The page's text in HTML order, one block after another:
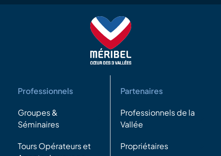
Professionnels
Groupes &
Séminaires
Tours Opérateurs et
Partenaires
Professionnels de la
Vallée
Propriétaires